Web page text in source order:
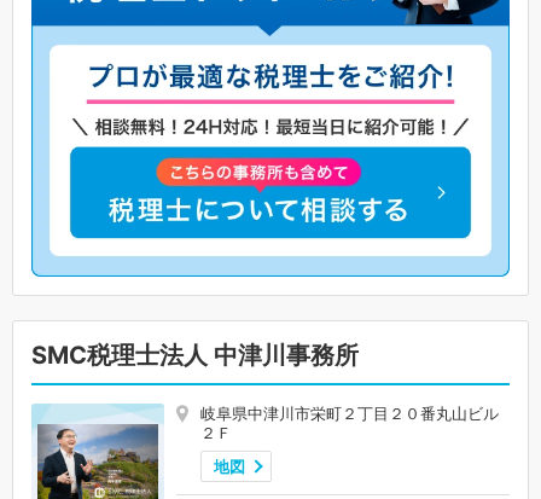
SMC税理士法人 中津川事務所
岐阜県中津川市栄町２丁目２０番丸山ビル
２Ｆ
地図